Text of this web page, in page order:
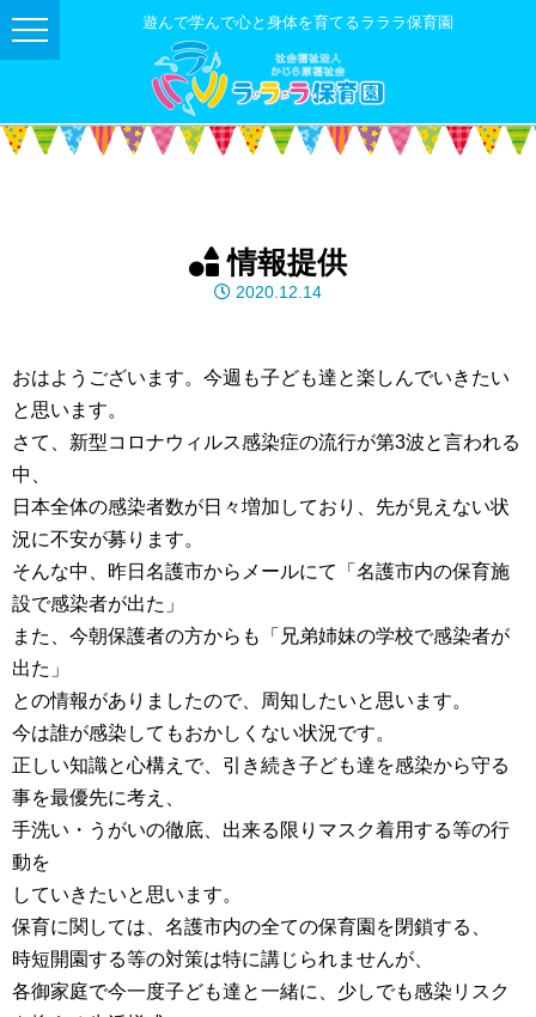
遊んで学んで心と身体を育てるラララ保育園
情報提供
2020.12.14
おはようございます。今週も子ども達と楽しんでいきたい
と思います。
さて、新型コロナウィルス感染症の流行が第3波と言われる
中、
日本全体の感染者数が日々増加しており、先が見えない状
況に不安が募ります。
そんな中、昨日名護市からメールにて「名護市内の保育施
設で感染者が出た」
また、今朝保護者の方からも「兄弟姉妹の学校で感染者が
出た」
との情報がありましたので、周知したいと思います。
今は誰が感染してもおかしくない状況です。
正しい知識と心構えで、引き続き子ども達を感染から守る
事を最優先に考え、
手洗い・うがいの徹底、出来る限りマスク着用する等の行
動を
していきたいと思います。
保育に関しては、名護市内の全ての保育園を閉鎖する、
時短開園する等の対策は特に講じられませんが、
各御家庭で今一度子ども達と一緒に、少しでも感染リスク